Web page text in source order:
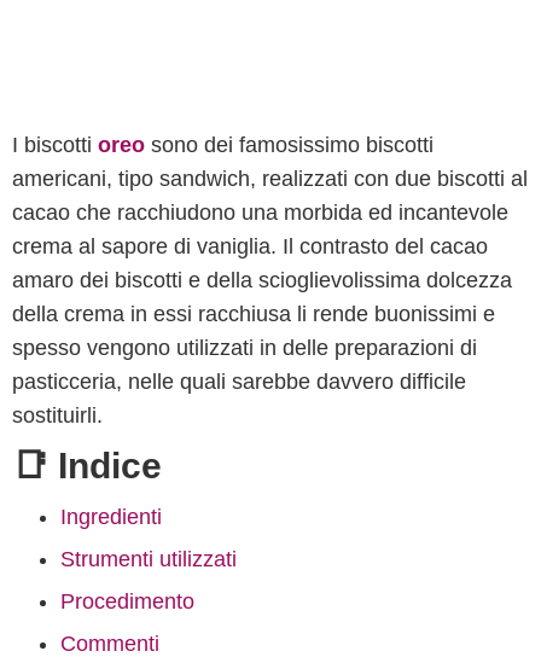
I biscotti oreo sono dei famosissimo biscotti
americani, tipo sandwich, realizzati con due biscotti al
cacao che racchiudono una morbida ed incantevole
crema al sapore di vaniglia. Il contrasto del cacao
amaro dei biscotti e della scioglievolissima dolcezza
della crema in essi racchiusa li rende buonissimi e
spesso vengono utilizzati in delle preparazioni di
pasticceria, nelle quali sarebbe davvero difficile
sostituirli.
📑 Indice
Ingredienti
Strumenti utilizzati
Procedimento
Commenti